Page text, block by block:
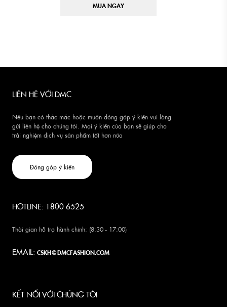
MUA NGAY
LIÊN HỆ VỚI DMC
Nếu bạn có thắc mắc hoặc muốn đóng góp ý kiến vui lòng
gửi liên hệ cho chúng tôi. Mọi ý kiến của bạn sẽ giúp cho
trải nghiệm dịch vụ sản phẩm tốt hơn nữa
Đóng góp ý kiến
HOTLINE: 1800 6525
Thời gian hỗ trợ hành chính: (8:30 - 17:00)
EMAIL: CSKH@DMCFASHION.COM
KẾT NỐI VỚI CHÚNG TÔI